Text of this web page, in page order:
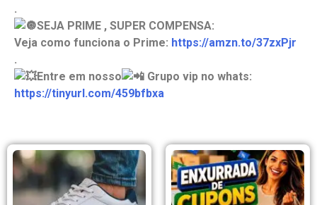
.
SEJA PRIME , SUPER COMPENSA:
Veja como funciona o Prime: https://amzn.to/37zxPjr
.
Entre em nosso
Grupo vip no whats:
https://tinyurl.com/459bfbxa